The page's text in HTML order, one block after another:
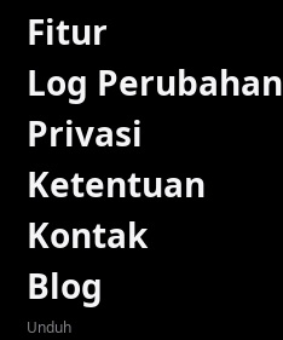
Fitur
Log Perubahan
Privasi
Ketentuan
Kontak
Blog
Unduh